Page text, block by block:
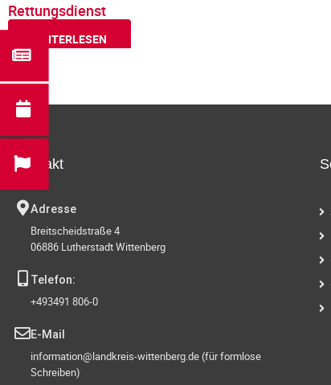
Rettungsdienst
WEITERLESEN
Kontakt
Adresse
Breitscheidstraße 4
06886 Lutherstadt Wittenberg
Telefon:
+493491 806-0
E-Mail
information@landkreis-wittenberg.de (für formlose
Schreiben)